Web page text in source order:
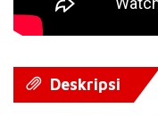
Deskripsi